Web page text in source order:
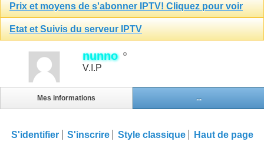
Prix et moyens de s'abonner IPTV! Cliquez pour voir
Etat et Suivis du serveur IPTV
nunno
V.I.P
Mes informations ...
S'identifier S'inscrire Style classique Haut de page